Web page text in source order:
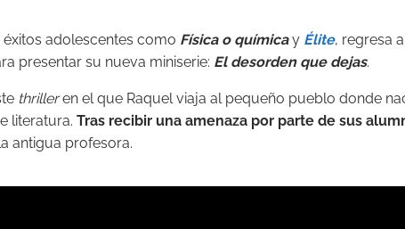
adolescentes como Física o químicay Élite, regresa a
presentar su nueva miniserie: El desorden que dejas.
thrilleren el que Raquel viaja al pequeño pueblo donde
literatura. Tras recibir una amenaza por parte de sus
antigua profesora.